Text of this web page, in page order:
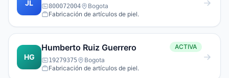
JL 800072004
Bogota
Fabricación de artículos de piel.
HG
Humberto Ruiz Guerrero ACTIVA
19279375
Bogota
Fabricación de artículos de piel.